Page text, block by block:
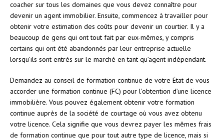
coacher sur tous les domaines que vous devez connaître pour
devenir un agent immobilier. Ensuite, commencez à travailler pour
obtenir votre estimation des coûts pour devenir un courtier. Il y a
beaucoup de gens qui ont tout fait par eux-mêmes, y compris
certains qui ont été abandonnés par leur entreprise actuelle
lorsqu’ils sont entrés sur le marché en tant qu’agent indépendant.
Demandez au conseil de formation continue de votre État de vous
accorder une formation continue (FC) pour l’obtention d’une licence
immobilière. Vous pouvez également obtenir votre formation
continue auprès de la société de courtage où vous avez obtenu
votre licence. Cela signifie que vous devrez payer les mêmes frais
de formation continue que pour tout autre type de licence, mais si